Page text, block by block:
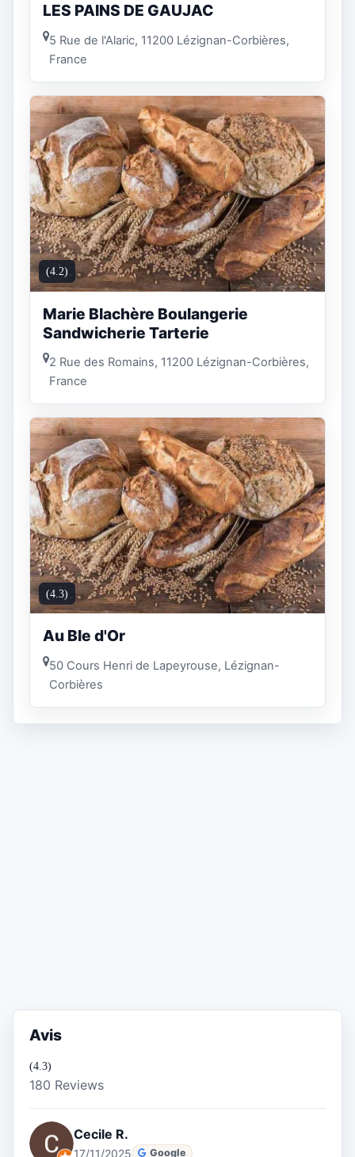
LES PAINS DE GAUJAC
5 Rue de l'Alaric, 11200 Lézignan-Corbières,
France
(4.2)
Marie Blachère Boulangerie
Sandwicherie Tarterie
2 Rue des Romains, 11200 Lézignan-Corbières,
France
(4.3)
Au Ble d'Or
50 Cours Henri de Lapeyrouse, Lézignan-
Corbières
Avis
(4.3)
180 Reviews
Cecile R.
17/11/2025 Google